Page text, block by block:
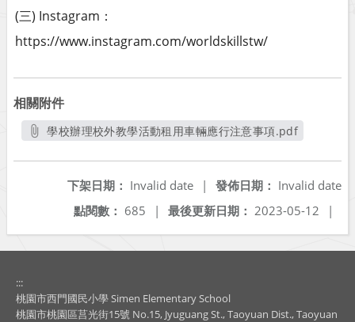
(三) Instagram：
https://www.instagram.com/worldskillstw/
相關附件
學校辦理校外教學活動租用車輛應行注意事項.pdf
發佈日期： Invalid date
下架日期： Invalid date
|
最後更新日期： 2023-05-12 |
點閱數： 685 |
:::
桃園市西門國民小學 Simen Elementary School
桃園市桃園區莒光街15號 No.15, Jyuguang St., Taoyuan Dist., Taoyuan